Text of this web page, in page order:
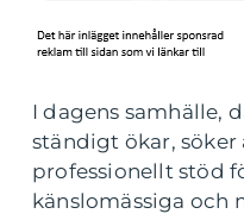
I dagens samhälle,
ständigt ökar,
professionellt stöd
känslomässiga och